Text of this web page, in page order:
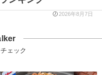
2026年8月7日
ェック